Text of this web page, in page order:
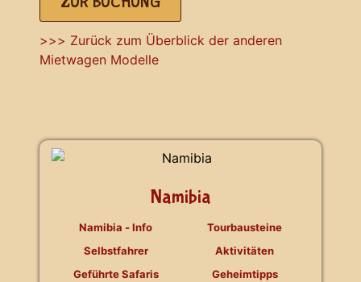
>>> Zurück zum Überblick der anderen
Mietwagen Modelle
Namibia
Namibia - Info
Selbstfahrer
Geführte Safaris
Tourbausteine
Aktivitäten
Geheimtipps